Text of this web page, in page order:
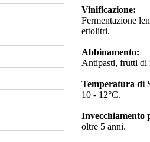
Vinificazione:
Fermentazione
ettolitri.
Abbinamento:
Antipasti, frutti di
Temperatura di
10 - 12°C.
Invecchiamento
oltre 5 anni.